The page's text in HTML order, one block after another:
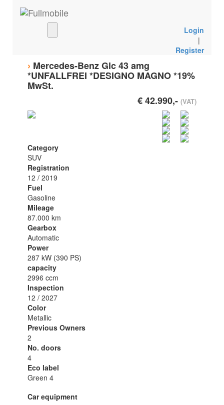
Login
|
Register
› Mercedes-Benz Glc 43 amg
*UNFALLFREI *DESIGNO MAGNO *19%
MwSt.
€ 42.990,-(VAT)
Category
SUV
Registration
12 / 2019
Fuel
Gasoline
Mileage
87.000 km
Gearbox
Automatic
Power
287 kW (390 PS)
capacity
2996 ccm
Inspection
12 / 2027
Color
Metallic
Previous Owners
2
No. doors
4
Eco label
Green 4
Car equipment